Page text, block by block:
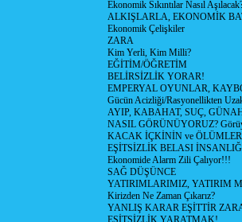
Ekonomik Sıkıntılar Nasıl
ALKIŞLARLA, EKONOMİK
Ekonomik Çelişkiler
ZARA
Kim Yerli, Kim Milli?
EĞİTİM/ÖĞRETİM
BELİRSİZLİK YORAR!
EMPERYAL OYUNLAR,
Gücün Acizliği/Rasyonellikten
AYIP, KABAHAT, SUÇ,
NASIL GÖRÜNÜYORUZ?
KACAK İÇKİNİN ve
EŞİTSİZLİK BELASI
Ekonomide Alarm Zili Çalıyor!!!
SAĞ DÜŞÜNCE
YATIRIMLARIMIZ, YATIRIM
Kirizden Ne Zaman Çıkarız?
YANLIŞ KARAR EŞİTTİR
EŞİTSİZLİK YARATMAK!